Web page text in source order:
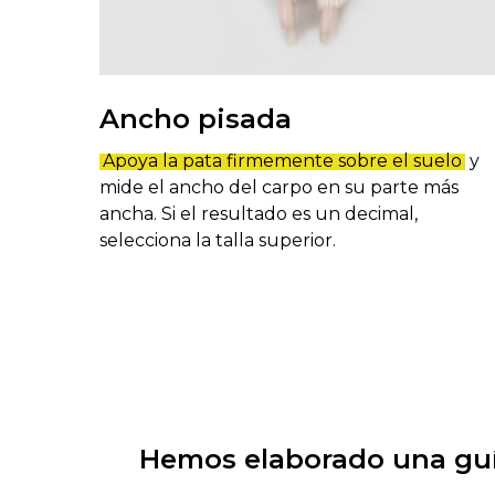
Ancho pisada
Apoya la pata firmemente sobre el suelo y
mide el ancho del carpo en su parte más
ancha. Si el resultado es un decimal,
selecciona la talla superior.
Hemos elaborado una